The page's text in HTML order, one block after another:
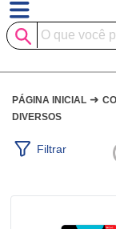
PÁGINA INICIAL ➜
DIVERSOS
Filtrar